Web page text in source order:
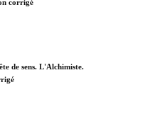
corrigé
de sens. L'Alchimiste.